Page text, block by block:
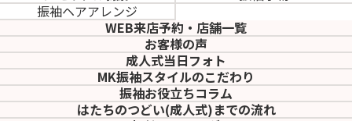
振袖ヘアアレンジ
WEB来店予約・店舗一覧
お客様の声
成人式当日フォト
MK振袖スタイルのこだわり
振袖お役立ちコラム
はたちのつどい(成人式)までの流れ